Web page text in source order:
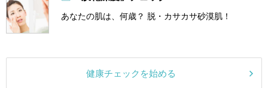
あなたの肌は、何歳？ 脱・カサカサ砂漠肌！
健康チェックを始める